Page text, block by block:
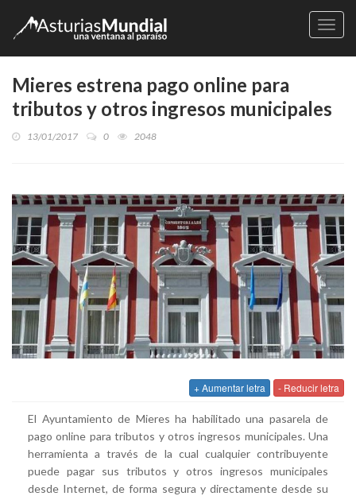
Mieres estrena pago online para
tributos y otros ingresos municipales
13/01/2017 0 2048
+ Aumentar letra - Reducir letra
El Ayuntamiento de Mieres ha habilitado una pasarela de
pago online para tributos y otros ingresos municipales. Una
herramienta a través de la cual cualquier contribuyente
puede pagar sus tributos y otros ingresos municipales
desde Internet, de forma segura y directamente desde su